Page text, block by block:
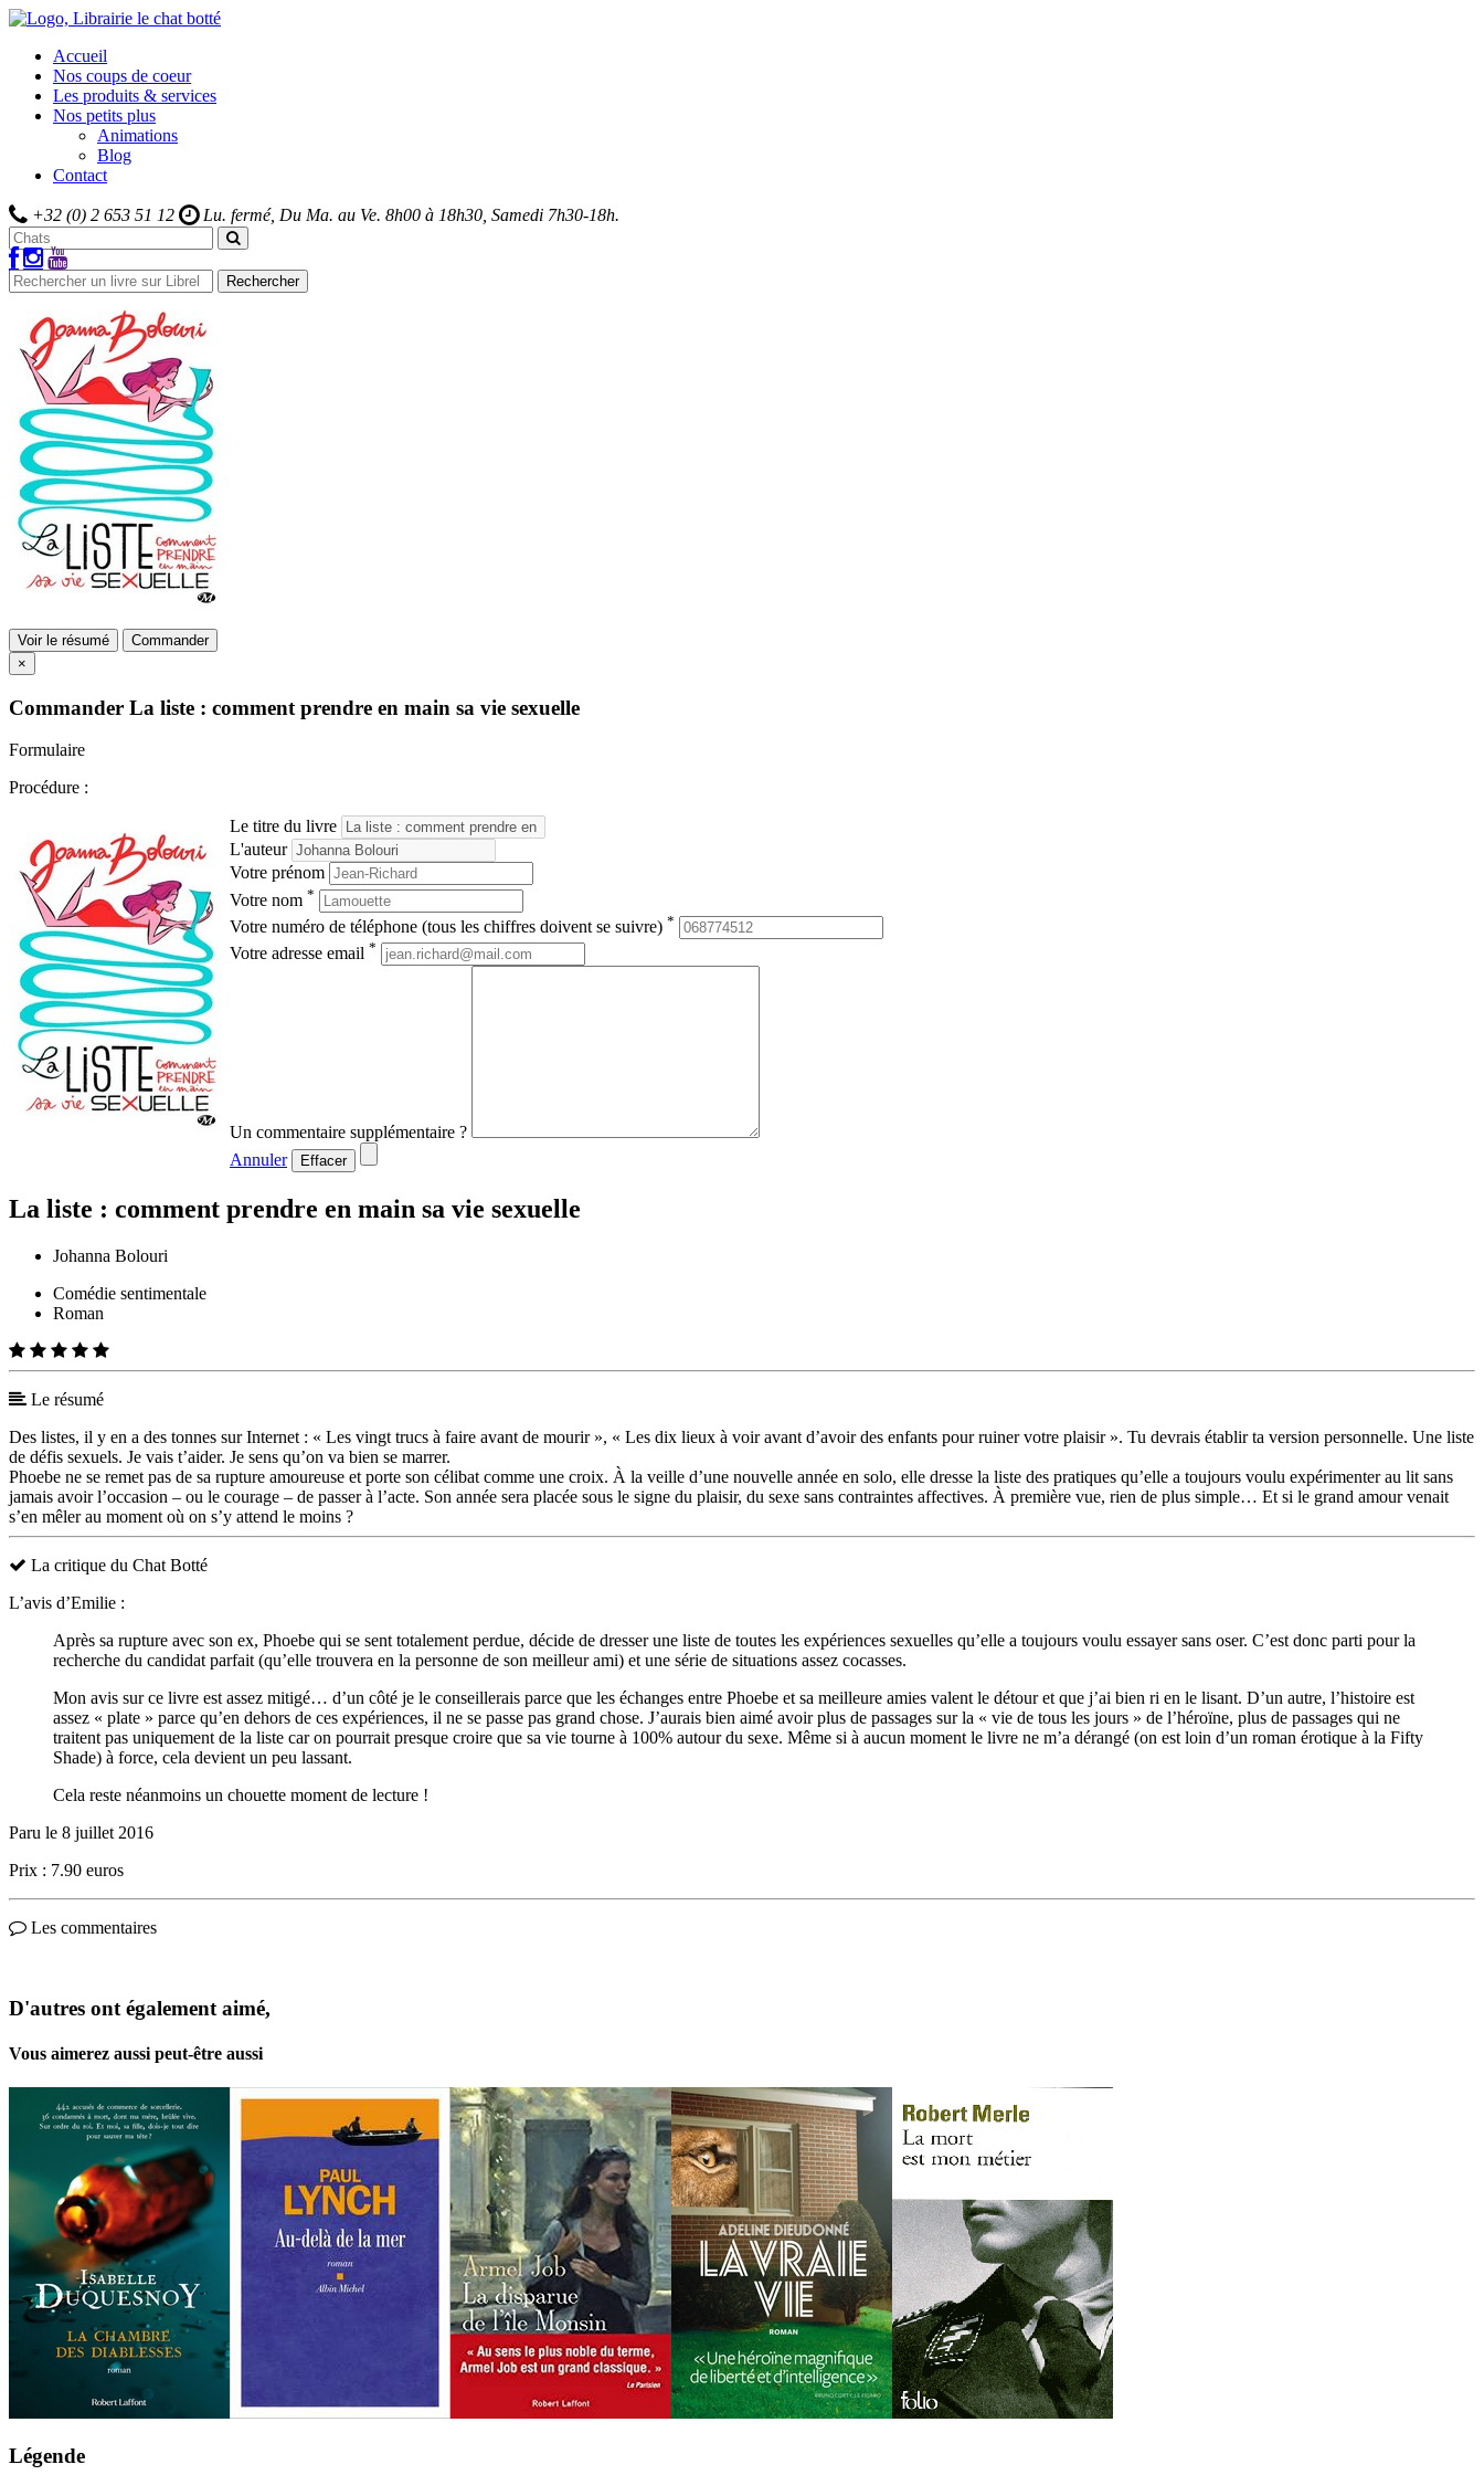
Accueil
Nos coups de coeur
Les produits & services
Nos petits plus
Animations
Blog
Contact
+32 (0) 2 653 51 12 Lu. fermé, Du Ma. au Ve. 8h00 à 18h30, Samedi 7h30-18h.
Rechercher
Voir le résumé
Commander
×
Commander La liste : comment prendre en main sa vie sexuelle
Formulaire
Procédure :
Le titre du livre
L'auteur
Votre prénom
Votre nom *
Votre numéro de téléphone (tous les chiffres doivent se suivre) *
Votre adresse email *
Un commentaire supplémentaire ?
Annuler
Effacer
La liste : comment prendre en main sa vie sexuelle
Johanna Bolouri
Comédie sentimentale
Roman
Le résumé
Des listes, il y en a des tonnes sur Internet : « Les vingt trucs à faire avant de mourir », « Les dix lieux à voir avant d’avoir des enfants pour ruiner votre plaisir ». Tu devrais établir ta version personnelle. Une liste
de défis sexuels. Je vais t’aider. Je sens qu’on va bien se marrer.
Phoebe ne se remet pas de sa rupture amoureuse et porte son célibat comme une croix. À la veille d’une nouvelle année en solo, elle dresse la liste des pratiques qu’elle a toujours voulu expérimenter au lit sans
jamais avoir l’occasion – ou le courage – de passer à l’acte. Son année sera placée sous le signe du plaisir, du sexe sans contraintes affectives. À première vue, rien de plus simple… Et si le grand amour venait
s’en mêler au moment où on s’y attend le moins ?
La critique du Chat Botté
L’avis d’Emilie :
Après sa rupture avec son ex, Phoebe qui se sent totalement perdue, décide de dresser une liste de toutes les expériences sexuelles qu’elle a toujours voulu essayer sans oser. C’est donc parti pour la
recherche du candidat parfait (qu’elle trouvera en la personne de son meilleur ami) et une série de situations assez cocasses.
Mon avis sur ce livre est assez mitigé… d’un côté je le conseillerais parce que les échanges entre Phoebe et sa meilleure amies valent le détour et que j’ai bien ri en le lisant. D’un autre, l’histoire est
assez « plate » parce qu’en dehors de ces expériences, il ne se passe pas grand chose. J’aurais bien aimé avoir plus de passages sur la « vie de tous les jours » de l’héroïne, plus de passages qui ne
traitent pas uniquement de la liste car on pourrait presque croire que sa vie tourne à 100% autour du sexe. Même si à aucun moment le livre ne m’a dérangé (on est loin d’un roman érotique à la Fifty
Shade) à force, cela devient un peu lassant.
Cela reste néanmoins un chouette moment de lecture !
Paru le 8 juillet 2016
Prix : 7.90 euros
Les commentaires
D'autres ont également aimé,
Vous aimerez aussi peut-être aussi
Légende